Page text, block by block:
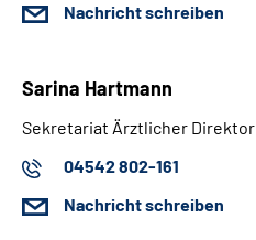
Nachricht schreiben
Sarina Hartmann
Sekretariat Ärztlicher Direktor
04542 802-161
Nachricht schreiben